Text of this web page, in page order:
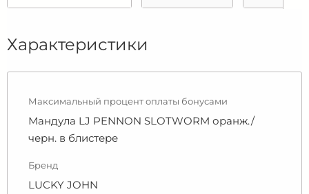
Характеристики
Максимальный процент оплаты бонусами
Мандула LJ PENNON SLOTWORM оранж./
черн. в блистере
Бренд
LUCKY JOHN